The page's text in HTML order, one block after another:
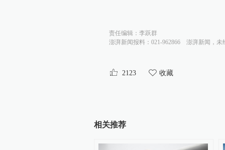
责任编辑： 李跃群
澎湃新闻报料：021-962866
澎湃新闻，未
2123 收藏
相关推荐